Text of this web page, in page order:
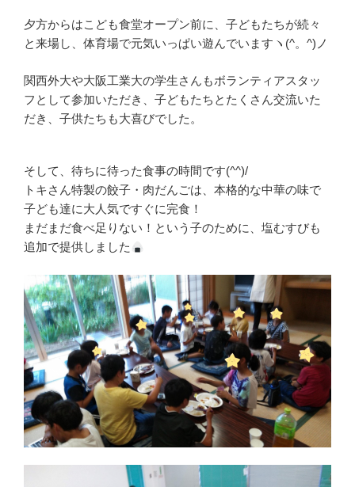
夕方からはこども食堂オープン前に、子どもたちが続々
と来場し、体育場で元気いっぱい遊んでいますヽ(^。^)ノ
関西外大や大阪工業大の学生さんもボランティアスタッ
フとして参加いただき、子どもたちとたくさん交流いた
だき、子供たちも大喜びでした。
そして、待ちに待った食事の時間です(^^)/
トキさん特製の餃子・肉だんごは、本格的な中華の味で
子ども達に大人気ですぐに完食！
まだまだ食べ足りない！という子のために、塩むすびも
追加で提供しました